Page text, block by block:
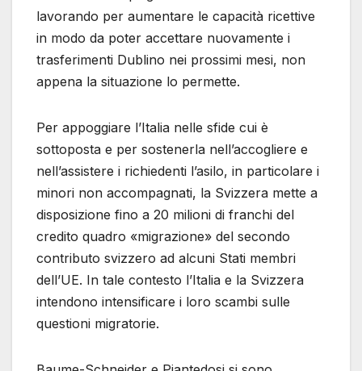
lavorando per aumentare le capacità ricettive
in modo da poter accettare nuovamente i
trasferimenti Dublino nei prossimi mesi, non
appena la situazione lo permette.
Per appoggiare l’Italia nelle sfide cui è
sottoposta e per sostenerla nell’accogliere e
nell’assistere i richiedenti l’asilo, in particolare i
minori non accompagnati, la Svizzera mette a
disposizione fino a 20 milioni di franchi del
credito quadro «migrazione» del secondo
contributo svizzero ad alcuni Stati membri
dell’UE. In tale contesto l’Italia e la Svizzera
intendono intensificare i loro scambi sulle
questioni migratorie.